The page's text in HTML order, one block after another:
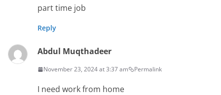
part time job
Reply
Abdul Muqthadeer
November 23, 2024 at 3:37 am Permalink
I need work from home